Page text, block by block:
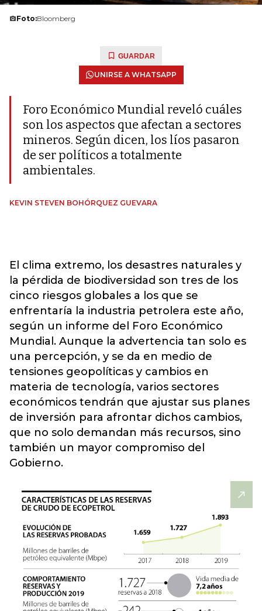
Foto:Bloomberg
GUARDAR
UNIRSE A WHATSAPP
Foro Económico Mundial reveló cuáles
son los aspectos que afectan a sectores
mineros. Según dicen, los líos pasaron
de ser políticos a totalmente
ambientales.
KEVIN STEVEN BOHÓRQUEZ GUEVARA
El clima extremo, los desastres naturales y
la pérdida de biodiversidad son tres de los
cinco riesgos globales a los que se
enfrentaría la industria petrolera este año,
según un informe del Foro Económico
Mundial. Aunque la advertencia tan solo es
una percepción, y se da en medio de
tensiones geopolíticas y cambios en
materia de tecnología, varios sectores
económicos tendrán que ajustar sus planes
de inversión para afrontar dichos cambios,
que no solo demandan más recursos, sino
también un mayor compromiso del
Gobierno.